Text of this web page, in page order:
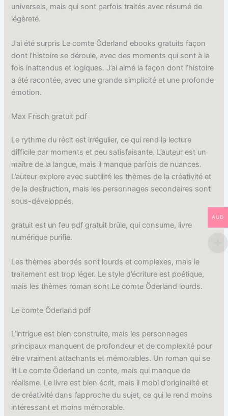
universels, mais qui sont parfois traités avec résumé de
légèreté.
J’ai été surpris Le comte Öderland ebooks gratuits façon
dont l’histoire se déroule, avec des moments qui sont à la
fois inattendus et logiques. J’ai aimé la façon dont l’histoire
a été racontée, avec une grande simplicité et une profonde
émotion.
Max Frisch gratuit pdf
Le rythme du récit est irrégulier, ce qui rend la lecture
difficile par moments et peu satisfaisante. L’auteur est un
maître de la langue, mais il manque parfois de nuances.
L’auteur explore avec subtilité les thèmes de la créativité et
de la destruction, mais les personnages secondaires sont
sous-développés.
gratuit est un feu pdf gratuit brûle, qui consume, livre
numérique purifie.
Les thèmes abordés sont lourds et complexes, mais le
traitement est trop léger. Le style d’écriture est poétique,
mais les thèmes roman sont Le comte Öderland lourds.
Le comte Öderland pdf
L’intrigue est bien construite, mais les personnages
principaux manquent de profondeur et de complexité pour
être vraiment attachants et mémorables. Un roman qui se
lit Le comte Öderland un conte, mais qui manque de
réalisme. Le livre est bien écrit, mais il mobi d’originalité et
de créativité dans l’approche du sujet, ce qui le rend moins
intéressant et moins mémorable.
AUD